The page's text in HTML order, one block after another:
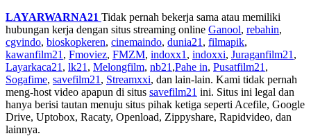
LAYARWARNA21 Tidak pernah bekerja sama atau memiliki
hubungan kerja dengan situs streaming online Ganool, rebahin,
cgvindo, bioskopkeren, cinemaindo, dunia21 , filmapik,
kawanfilm21 , Fmoviez, FMZM, indoxx1 , indoxxi, Juraganfilm21 ,
Layarkaca21 , lk21 , Melongfilm, nb21 ,Pahe in, Pusatfilm21 ,
Sogafime, savefilm21 , Streamxxi, dan lain-lain. Kami tidak pernah
meng-host video apapun di situs savefilm21 ini. Situs ini legal dan
hanya berisi tautan menuju situs pihak ketiga seperti Acefile, Google
Drive, Uptobox, Racaty, Openload, Zippyshare, Rapidvideo, dan
lainnya.